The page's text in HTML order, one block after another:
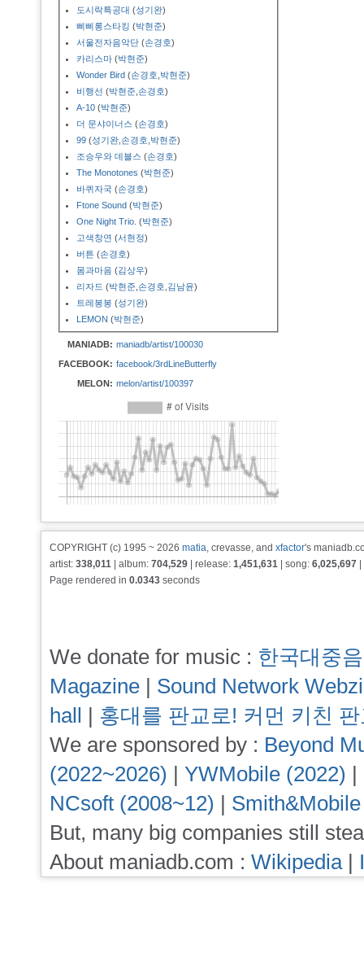
도시락특공대 (성기완)
삐삐롱스타킹 (박현준)
서울전자음악단 (손경호)
카리스마 (박현준)
Wonder Bird (손경호 박현준)
비행선 (박현준 손경호)
A-10 (박현준)
더 문샤이너스 (손경호)
99 (성기완 손경호 박현준)
조승우와 데블스 (손경호)
The Monotones (박현준)
바퀴자국 (손경호)
Ftone Sound (박현준)
One Night Trio. (박현준)
고색창연 (서현정)
버튼 (손경호)
몸과마음 (김상우)
리자드 (박현준 손경호 김남윤)
트레봉봉 (성기완)
LEMON (박현준)
MANIADB: maniadb/artist/100030
FACEBOOK: facebook/3rdLineButterfly
MELON: melon/artist/100397
COPYRIGHT (c) 1995 ~ 2026 matia, crevasse, and xfactor's
artist: 338,011 | album: 704,529 | release: 1,451,631 | song: 6,025,697
Page rendered in 0.0343 seconds
We donate for music : 한국대중
Magazine | Sound Network
hall | 홍대를 판교로! 커먼 키친
We are sponsored by : Beyond
(2022~2026) | YWMobile (2022) |
NCsoft (2008~12) |
But, many big companies still
About maniadb.com : Wikipedia|